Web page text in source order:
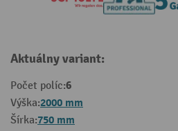
Aktuálny variant:
Počet políc:6
Výška:2000 mm
Šírka:750 mm